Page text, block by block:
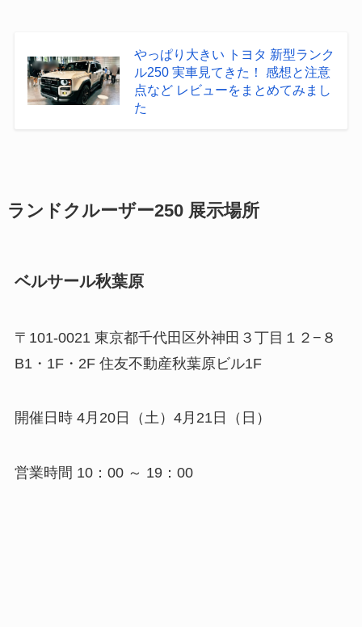
やっぱり大きい トヨタ 新型ランク
ル250 実車見てきた！ 感想と注意
点など レビューをまとめてみまし
た
ランドクルーザー250 展示場所
ベルサール秋葉原
〒101-0021 東京都千代田区外神田３丁目１２−８
B1・1F・2F 住友不動産秋葉原ビル1F
開催日時 4月20日（土）4月21日（日）
営業時間 10：00 ～ 19：00